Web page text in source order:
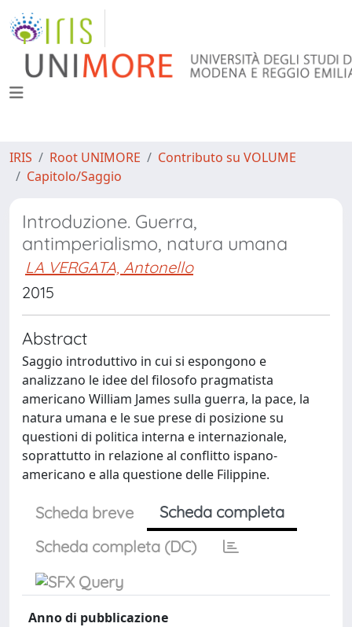
IRIS Root UNIMORE
Contributo su VOLUME
Capitolo/Saggio
Introduzione. Guerra,
antimperialismo, natura umana
LA VERGATA, Antonello
2015
Abstract
Saggio introduttivo in cui si espongono e
analizzano le idee del filosofo pragmatista
americano William James sulla guerra, la pace, la
natura umana e le sue prese di posizione su
questioni di politica interna e internazionale,
soprattutto in relazione al conflitto ispano-
americano e alla questione delle Filippine.
Scheda breve
Scheda completa
Scheda completa (DC)
Anno di pubblicazione